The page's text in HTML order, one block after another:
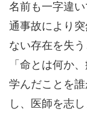
名前も一字違
通事故により
ない存在を失
「命とは何か
学んだことを
し、医師を志し